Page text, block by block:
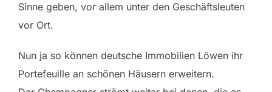
Sinne geben, vor allem unter den Geschäftsleuten
vor Ort.
Nun ja so können deutsche Immobilien Löwen ihr
Portefeuille an schönen Häusern erweitern.